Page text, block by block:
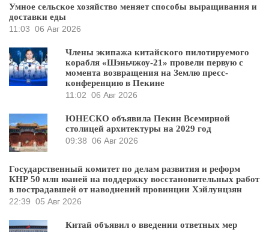
Умное сельское хозяйство меняет способы выращивания и
доставки еды
11:03 06 Авг 2026
Члены экипажа китайского пилотируемого
корабля «Шэньчжоу-21» провели первую с
момента возвращения на Землю пресс-
конференцию в Пекине
11:02 06 Авг 2026
ЮНЕСКО объявила Пекин Всемирной
столицей архитектуры на 2029 год
09:38 06 Авг 2026
Государственный комитет по делам развития и реформ
КНР 50 млн юаней на поддержку восстановительных работ
в пострадавшей от наводнений провинции Хэйлунцзян
22:39 05 Авг 2026
Китай объявил о введении ответных мер